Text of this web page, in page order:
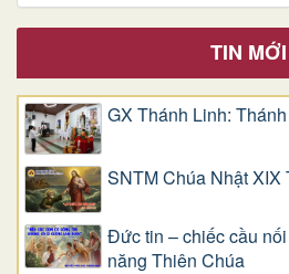
TIN MỚI
GX Thánh Linh:
SNTM Chúa Nhật
Đức tin – chiếc cầu
năng Thiên Chúa